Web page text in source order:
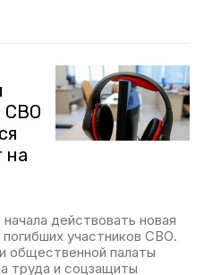
СВО
на
действовать новая
участников СВО.
общественной палаты
труда и соцзащиты